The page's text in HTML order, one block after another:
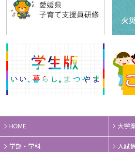
HOME 大学
学部・学科 入試